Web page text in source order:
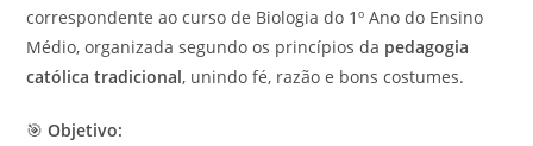
correspondente ao curso de Biologia do 1º Ano do Ensino
Médio, organizada segundo os princípios da pedagogia
católica tradicional, unindo fé, razão e bons costumes.
🎯Objetivo: